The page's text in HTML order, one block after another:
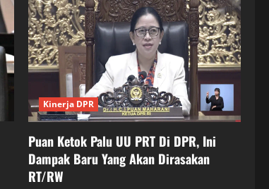
Kinerja DPR
Puan Ketok Palu UU PRT Di DPR, Ini
Dampak Baru Yang Akan Dirasakan
RT/RW